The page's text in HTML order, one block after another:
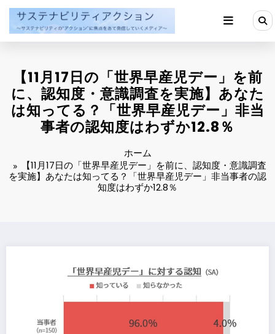
ン
【11月17日の「世界早産児デー」を前
に、認知度・意識調査を実施】あなた
は知ってる？「世界早産児デー」非当
事者の認知度はわずか12.8％
ホーム
【11月17日の「世界早産児デー」を前に、認知度・意識調査
を実施】あなたは知ってる？「世界早産児デー」非当事者の認
知度はわずか12.8％